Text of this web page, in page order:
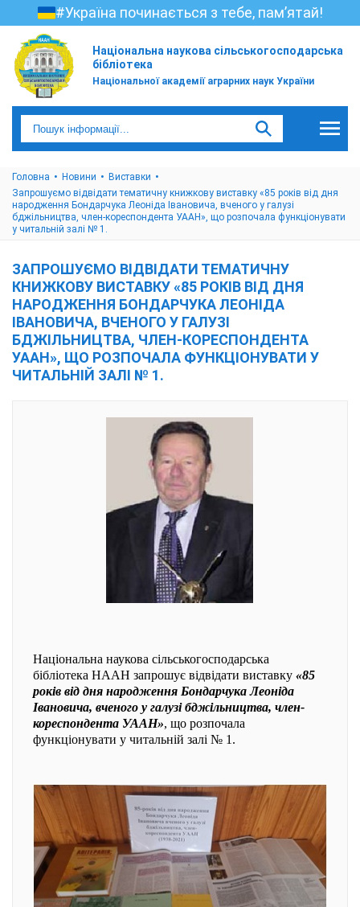
#Україна починається з тебе, пам’ятай!
Національна наукова сільськогосподарська
бібліотека
Національної академії аграрних наук України
Головна Новини
Виставки
Запрошуємо відвідати тематичну книжкову виставку «85 років від дня
народження Бондарчука Леоніда Івановича, вченого у галузі
бджільництва, член-кореспондента УААН», що розпочала функціонувати
у читальній залі № 1.
ЗАПРОШУЄМО ВІДВІДАТИ ТЕМАТИЧНУ
КНИЖКОВУ ВИСТАВКУ «85 РОКІВ ВІД ДНЯ
НАРОДЖЕННЯ БОНДАРЧУКА ЛЕОНІДА
ІВАНОВИЧА, ВЧЕНОГО У ГАЛУЗІ
БДЖІЛЬНИЦТВА, ЧЛЕН-КОРЕСПОНДЕНТА
УААН», ЩО РОЗПОЧАЛА ФУНКЦІОНУВАТИ У
ЧИТАЛЬНІЙ ЗАЛІ № 1.
Національна наукова сільськогосподарська
бібліотека НААН запрошує відвідати виставку «85
років від дня народження Бондарчука Леоніда
Івановича, вченого у галузі бджільництва, член-
кореспондента УААН», що розпочала
функціонувати у читальній залі № 1.